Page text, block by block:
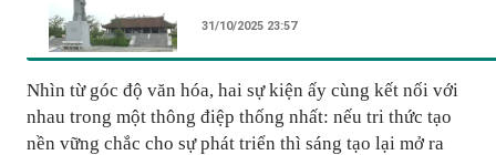
31/10/2025 23:57
Nhìn từ góc độ văn hóa, hai sự kiện ấy cùng kết nối với
nhau trong một thông điệp thống nhất: nếu tri thức tạo
nền vững chắc cho sự phát triển thì sáng tạo lại mở ra